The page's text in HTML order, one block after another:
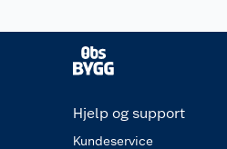
Hjelp og support
Kundeservice